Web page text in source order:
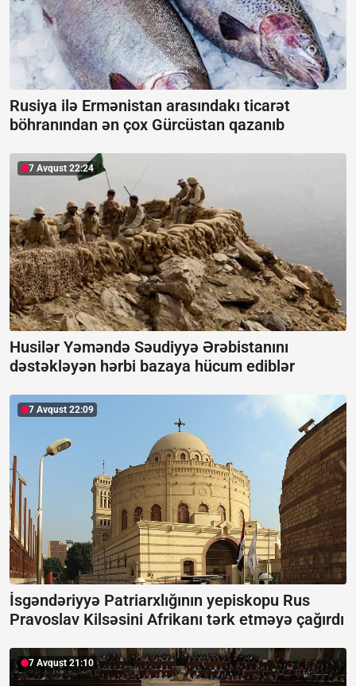
Rusiya ilə Ermənistan arasındakı ticarət
böhranından ən çox Gürcüstan qazanıb
7 Avqust 22:24
Husilər Yəməndə Səudiyyə Ərəbistanını
dəstəkləyən hərbi bazaya hücum ediblər
7 Avqust 22:09
İsgəndəriyyə Patriarxlığının yepiskopu Rus
Pravoslav Kilsəsini Afrikanı tərk etməyə çağırdı
7 Avqust 21:10